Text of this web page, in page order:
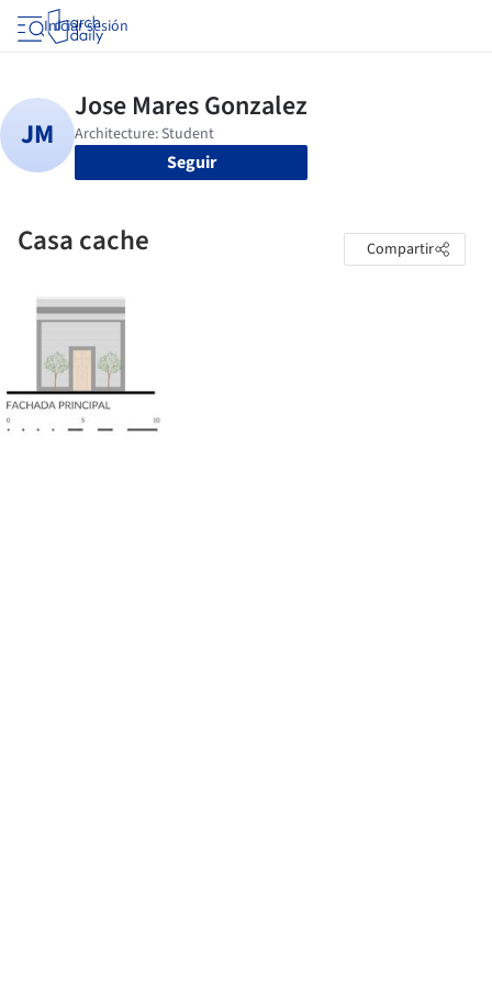
Iniciar sesión
Seguir
Casa cache Compartir